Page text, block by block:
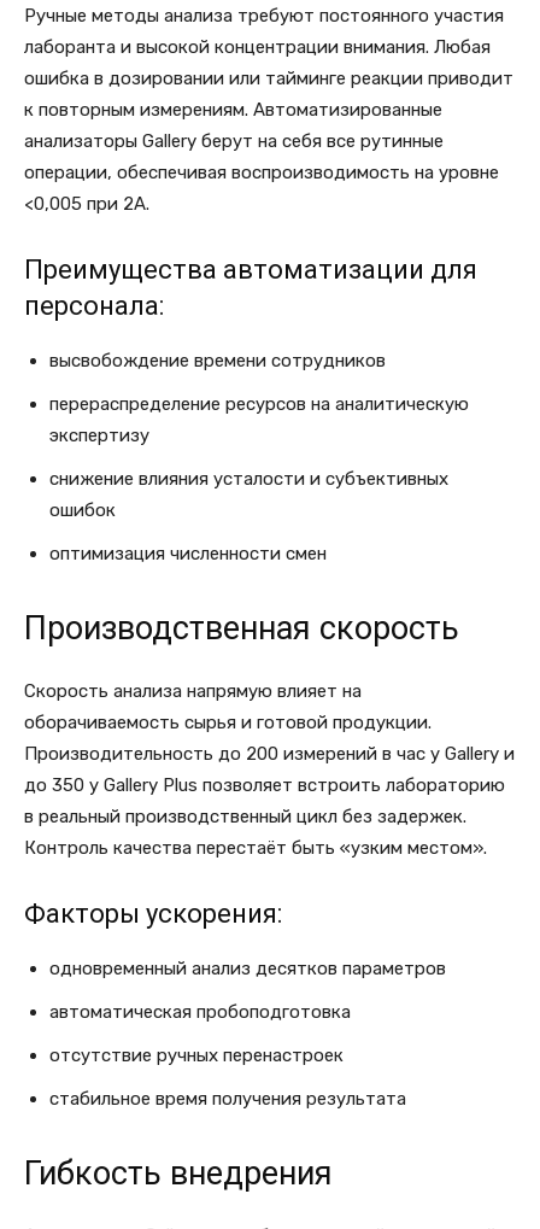
Ручные методы анализа требуют постоянного участия
лаборанта и высокой концентрации внимания. Любая
ошибка в дозировании или тайминге реакции приводит
к повторным измерениям. Автоматизированные
анализаторы Gallery берут на себя все рутинные
операции, обеспечивая воспроизводимость на уровне
<0,005 при 2А.
Преимущества автоматизации для
персонала:
высвобождение времени сотрудников
перераспределение ресурсов на аналитическую
экспертизу
снижение влияния усталости и субъективных
ошибок
оптимизация численности смен
Производственная скорость
Скорость анализа напрямую влияет на
оборачиваемость сырья и готовой продукции.
Производительность до 200 измерений в час у Gallery и
до 350 у Gallery Plus позволяет встроить лабораторию
в реальный производственный цикл без задержек.
Контроль качества перестаёт быть «узким местом».
Факторы ускорения:
одновременный анализ десятков параметров
автоматическая пробоподготовка
отсутствие ручных перенастроек
стабильное время получения результата
Гибкость внедрения